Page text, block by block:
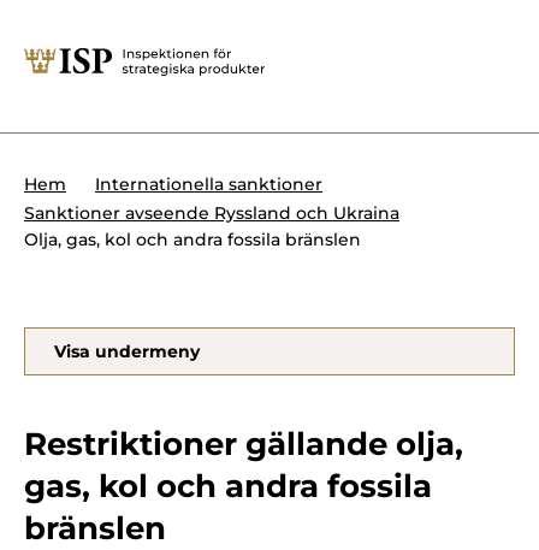
Söktips:
Presskontakt
Forskningssäkerhet
Krigsmateriel
Produkter med dubbla
Internationella sanktioner
Om ISP
Hem
Internationella sanktioner
Sanktioner avseende Ryssland och Ukraina
Olja, gas, kol och andra fossila bränslen
Visa undermeny
Restriktioner gällande olja,
gas, kol och andra fossila
bränslen